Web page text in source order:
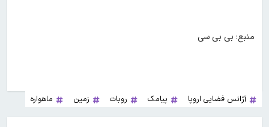
منبع: بی بی سی
آژانس فضایی اروپا پیامک روبات زمین ماهواره